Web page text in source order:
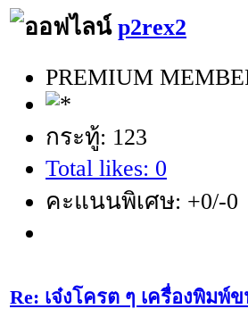
p2rex2
PREMIUM
กระทู้: 123
Total likes: 0
คะแนนพิเศษ: +0/-0
Re: เจ๋งโครต ๆ เครื่องพิม